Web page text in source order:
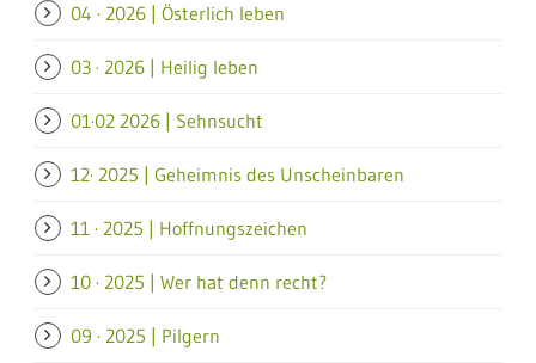
04 · 2026 | Österlich leben
03 · 2026 | Heilig leben
01·02 2026 | Sehnsucht
12· 2025 | Geheimnis des Unscheinbaren
11 · 2025 | Hoffnungszeichen
10 · 2025 | Wer hat denn recht?
09 · 2025 | Pilgern